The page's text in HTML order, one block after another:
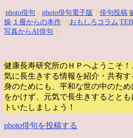
photo俳句 photo俳句電子版 俳句投稿
操 １冊からの本作 り| おもしろコラム
写真からAI俳句
健康長寿研究所のＨＰへようこそ
気に長生きする情報を紹介・共有す
身のためにも、平和な世の中のた
をかけず、元気で長生きするとと
トいたしましょう！
photo俳句を投稿する